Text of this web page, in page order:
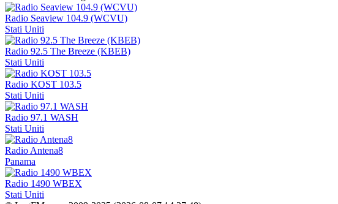
Radio Seaview 104.9 (WCVU)
Stati Uniti
Radio 92.5 The Breeze (KBEB)
Stati Uniti
Radio KOST 103.5
Stati Uniti
Radio 97.1 WASH
Stati Uniti
Radio Antena8
Panama
Radio 1490 WBEX
Stati Uniti